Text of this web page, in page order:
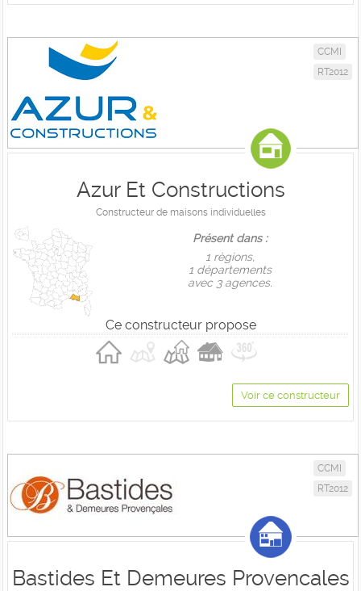
CCMI
RT2012
Azur Et Constructions
Constructeur de maisons individuelles
Présent dans :
1 règions,
1 départements
avec 3 agences.
Ce constructeur propose
Voir ce constructeur
CCMI
RT2012
Bastides Et Demeures Provencales